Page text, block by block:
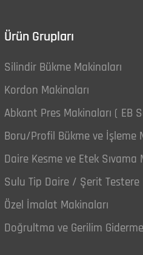
Ürün Grupları
Silindir Bükme Makinaları
Kordon Makinaları
Abkant Pres Makinaları ( EB
Boru/Profil Bükme ve İşleme
Daire Kesme ve Etek Sıvama
Sulu Tip Daire / Şerit Testere
Özel İmalat Makinaları
Doğrultma ve Gerilim